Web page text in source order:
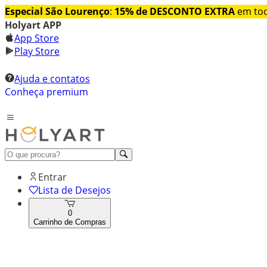
Especial São Lourenço: 15% de DESCONTO EXTRA em
Holyart APP
App Store
Play Store
Ajuda e contatos
Conheça premium
Entrar
Lista de Desejos
0
Carrinho de Compras